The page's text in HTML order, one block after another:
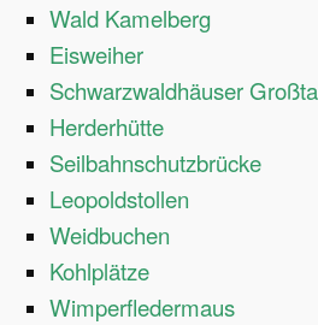
Wald Kamelberg
Eisweiher
Schwarzwaldhäuser
Herderhütte
Seilbahnschutzbrücke
Leopoldstollen
Weidbuchen
Kohlplätze
Wimperfledermaus